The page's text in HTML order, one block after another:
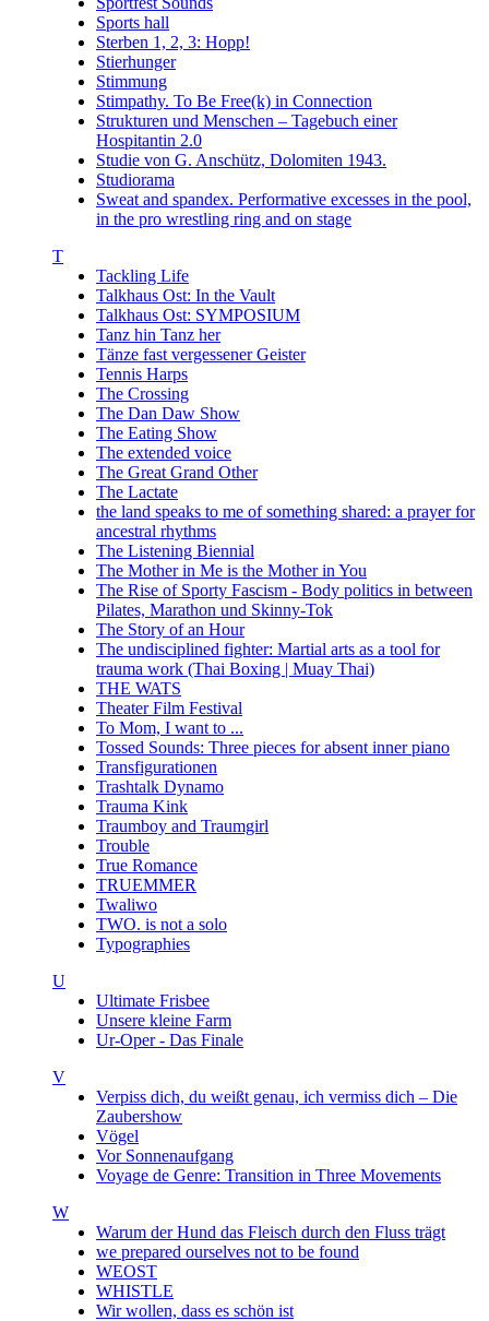
Sports hall
Sterben 1, 2, 3: Hopp!
Stierhunger
Stimmung
Stimpathy. To Be Free(k) in Connection
Strukturen und Menschen – Tagebuch einer
Hospitantin 2.0
Studie von G. Anschütz, Dolomiten 1943.
Studiorama
Sweat and spandex. Performative excesses in the pool,
in the pro wrestling ring and on stage
T
Tackling Life
Talkhaus Ost: In the Vault
Talkhaus Ost: SYMPOSIUM
Tanz hin Tanz her
Tänze fast vergessener Geister
Tennis Harps
The Crossing
The Dan Daw Show
The Eating Show
The extended voice
The Great Grand Other
The Lactate
the land speaks to me of something shared: a prayer for
ancestral rhythms
The Listening Biennial
The Mother in Me is the Mother in You
The Rise of Sporty Fascism - Body politics in between
Pilates, Marathon und Skinny-Tok
The Story of an Hour
The undisciplined fighter: Martial arts as a tool for
trauma work (Thai Boxing | Muay Thai)
THE WATS
Theater Film Festival
To Mom, I want to ...
Tossed Sounds: Three pieces for absent inner piano
Transfigurationen
Trashtalk Dynamo
Trauma Kink
Traumboy and Traumgirl
Trouble
True Romance
TRUEMMER
Twaliwo
TWO. is not a solo
Typographies
U
Ultimate Frisbee
Unsere kleine Farm
Ur-Oper - Das Finale
V
Verpiss dich, du weißt genau, ich vermiss dich – Die
Zaubershow
Vögel
Vor Sonnenaufgang
Voyage de Genre: Transition in Three Movements
W
Warum der Hund das Fleisch durch den Fluss trägt
we prepared ourselves not to be found
WEOST
WHISTLE
Wir wollen, dass es schön ist